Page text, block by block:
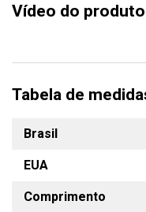
Vídeo do produto
Tabela de
Brasil
EUA
Comprimento